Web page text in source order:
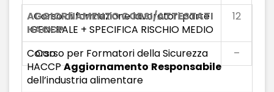
Corso di formazione lavoratori parte
GENERALE + SPECIFICA RISCHIO MEDIO
12
Corso per Formatori della Sicurezza –
AGGIORNAMENTO CORSI/ATTESTATI
HACCP
Corso
HACCPAggiornamentoResponsabile
dell’industria alimentare